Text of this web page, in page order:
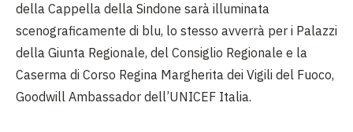
della Cappella della Sindone sarà illuminata
scenograficamente di blu, lo stesso avverrà per i Palazzi
della Giunta Regionale, del Consiglio Regionale e la
Caserma di Corso Regina Margherita dei Vigili del Fuoco,
Goodwill Ambassador dell’UNICEF Italia.